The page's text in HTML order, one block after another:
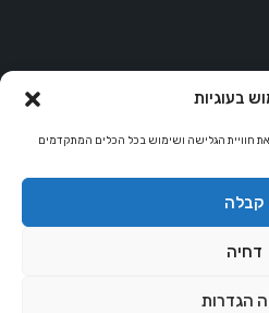
בעוגיות
חוויית הגלישה ושימוש בכל הכלים המתקדמים
קבלה
דחיה
הגדרות
|